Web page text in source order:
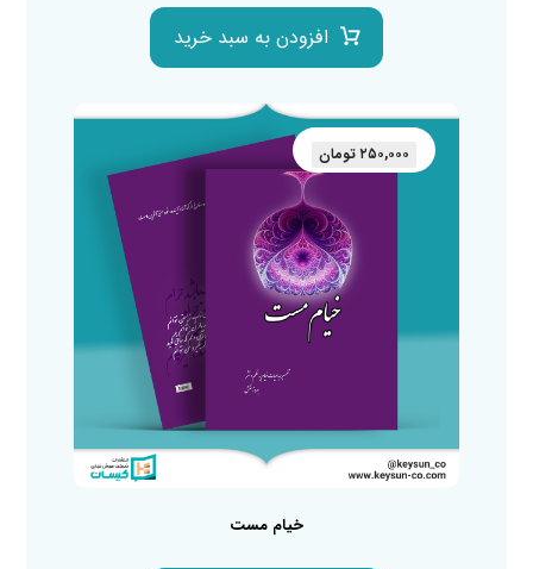
افزودن به سبد خرید
خیام مست
۲۵۰,۰۰۰ تومان